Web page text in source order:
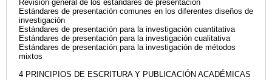
Revisión general de los estándares de presentación
Estándares de presentación comunes en los diferentes diseños de
investigación
Estándares de presentación para la investigación cuantitativa
Estándares de presentación para la investigación cualitativa
Estándares de presentación para la investigación de métodos
mixtos
4 PRINCIPIOS DE ESCRITURA Y PUBLICACIÓN ACADÉMICAS